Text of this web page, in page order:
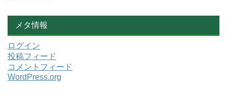
メタ情報
ログイン
投稿フィード
コメントフィード
WordPress.org